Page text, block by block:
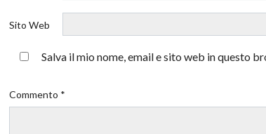
Sito Web
Salva il mio nome, email e sito web in questo
Commento *